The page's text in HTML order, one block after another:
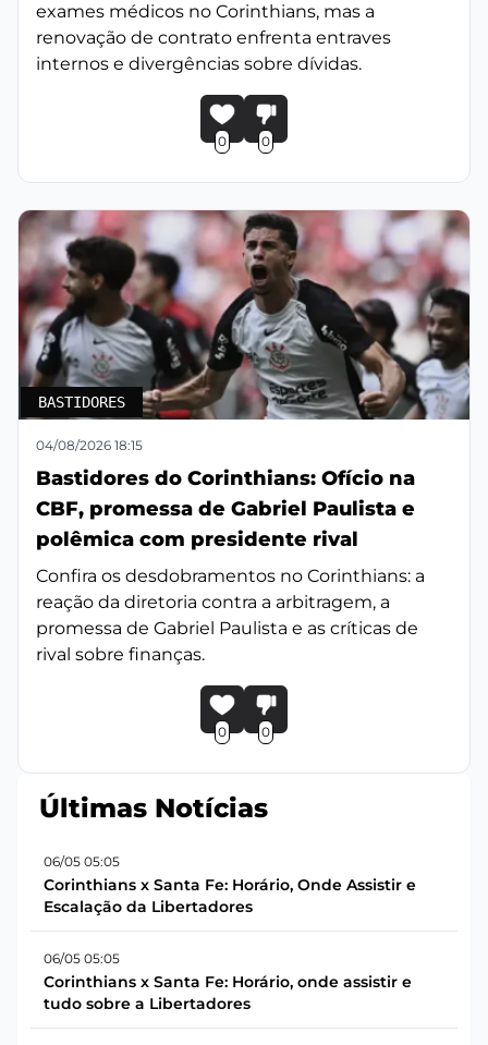
exames médicos no Corinthians, mas a
renovação de contrato enfrenta entraves
internos e divergências sobre dívidas.
0 0
BASTIDORES
04/08/2026 18:15
Bastidores do Corinthians: Ofício na
CBF, promessa de Gabriel Paulista e
polêmica com presidente rival
Confira os desdobramentos no Corinthians: a
reação da diretoria contra a arbitragem, a
promessa de Gabriel Paulista e as críticas de
rival sobre finanças.
0 0
Últimas Notícias
06/05 05:05
Corinthians x Santa Fe: Horário, Onde Assistir e
Escalação da Libertadores
06/05 05:05
Corinthians x Santa Fe: Horário, onde assistir e
tudo sobre a Libertadores